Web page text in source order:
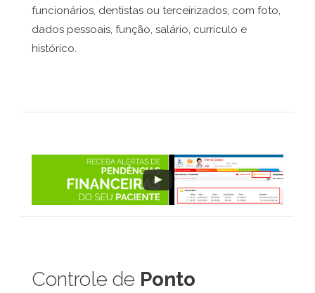
funcionários, dentistas ou terceirizados, com foto,
dados pessoais, função, salário, currículo e
histórico.
Controle de Ponto